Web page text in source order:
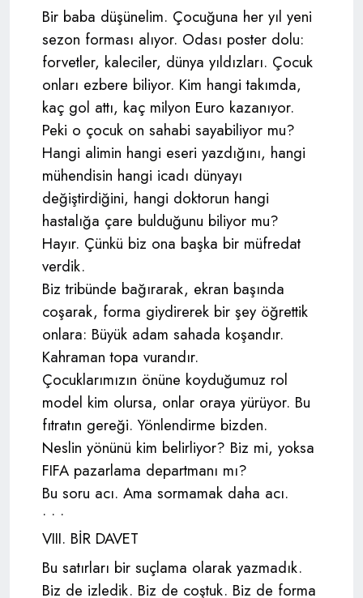
Bir baba düşünelim. Çocuğuna her yıl yeni
sezon forması alıyor. Odası poster dolu:
forvetler, kaleciler, dünya yıldızları. Çocuk
onları ezbere biliyor. Kim hangi takımda,
kaç gol attı, kaç milyon Euro kazanıyor.
Peki o çocuk on sahabi sayabiliyor mu?
Hangi alimin hangi eseri yazdığını, hangi
mühendisin hangi icadı dünyayı
değiştirdiğini, hangi doktorun hangi
hastalığa çare bulduğunu biliyor mu?
Hayır. Çünkü biz ona başka bir müfredat
verdik.
Biz tribünde bağırarak, ekran başında
coşarak, forma giydirerek bir şey öğrettik
onlara: Büyük adam sahada koşandır.
Kahraman topa vurandır.
Çocuklarımızın önüne koyduğumuz rol
model kim olursa, onlar oraya yürüyor. Bu
fıtratın gereği. Yönlendirme bizden.
Neslin yönünü kim belirliyor? Biz mi, yoksa
FIFA pazarlama departmanı mı?
Bu soru acı. Ama sormamak daha acı.
• • •
VIII. BİR DAVET
Bu satırları bir suçlama olarak yazmadık.
Biz de izledik. Biz de coştuk. Biz de forma